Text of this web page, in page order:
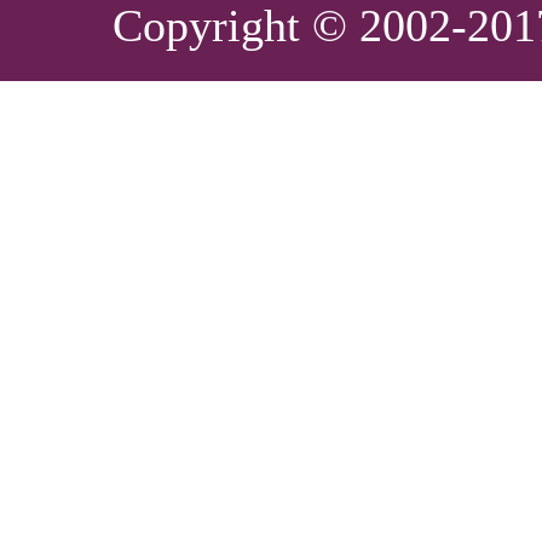
Copyright © 2002-